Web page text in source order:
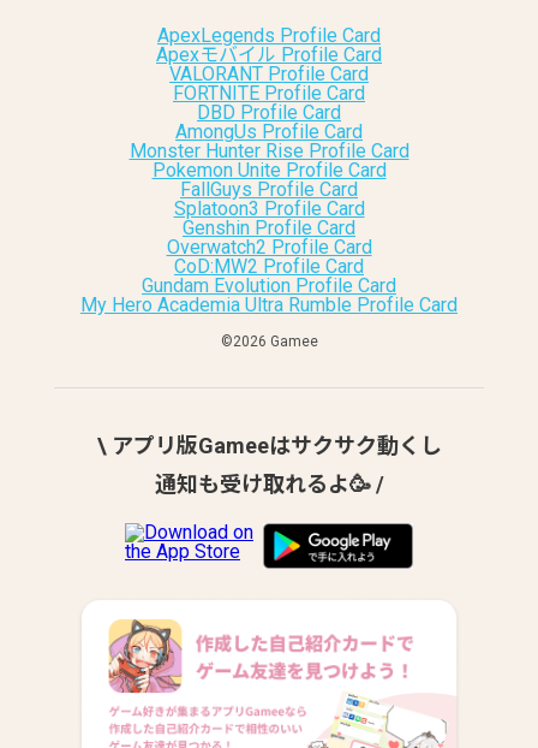
ApexLegends Profile Card
Apexモバイル Profile Card
VALORANT Profile Card
FORTNITE Profile Card
DBD Profile Card
AmongUs Profile Card
Monster Hunter Rise Profile Card
Pokemon Unite Profile Card
FallGuys Profile Card
Splatoon3 Profile Card
Genshin Profile Card
Overwatch2 Profile Card
CoD:MW2 Profile Card
Gundam Evolution Profile Card
My Hero Academia Ultra Rumble Profile Card
©︎2026 Gamee
\ アプリ版Gameeはサクサク動くし
通知も受け取れるよ🥳 /